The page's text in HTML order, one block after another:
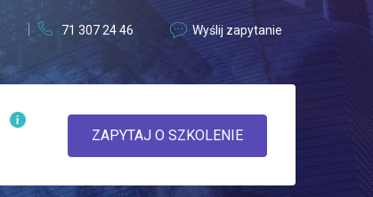
71 307 24 46 Wyślij zapytanie
ZAPYTAJ O SZKOLENIE